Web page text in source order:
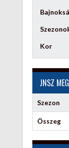
Kor
JNSZ
Szezon
Összeg